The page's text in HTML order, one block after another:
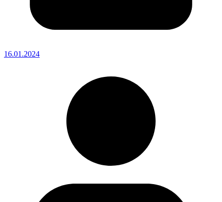
16.01.2024